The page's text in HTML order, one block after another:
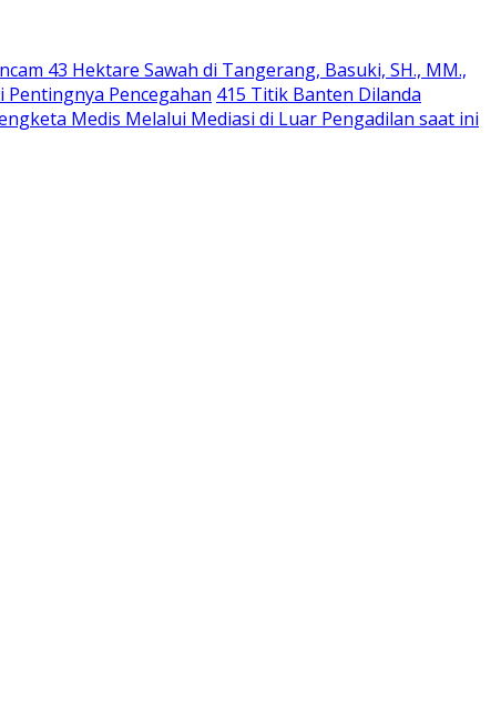
43 Hektare Sawah di Tangerang, Basuki, SH., MM.,
Pentingnya Pencegahan 415 Titik Banten Dilanda
Medis Melalui Mediasi di Luar Pengadilan saat ini